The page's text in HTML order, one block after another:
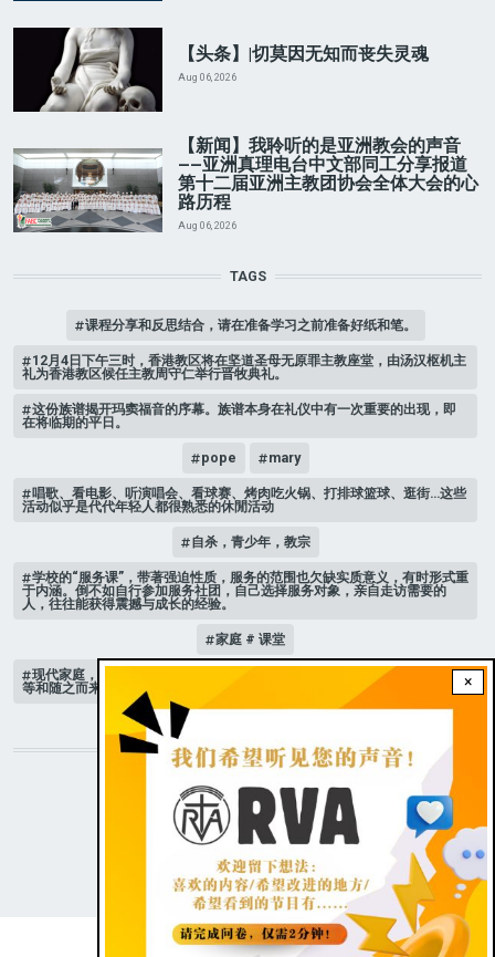
×
【头条】|切莫因无知而丧失灵魂
Aug 06, 2026
【新闻】我聆听的是亚洲教会的声音
——亚洲真理电台中文部同工分享报道
第十二届亚洲主教团协会全体大会的心
路历程
Aug 06, 2026
TAGS
课程分享和反思结合，请在准备学习之前准备好纸和笔。
12月4日下午三时，香港教区将在坚道圣母无原罪主教座堂，由汤汉枢机主
礼为香港教区候任主教周守仁举行晋牧典礼。
这份族谱揭开玛窦福音的序幕。族谱本身在礼仪中有一次重要的出现，即
在将临期的平日。
pope mary
唱歌、看电影、听演唱会、看球赛、烤肉吃火锅、打排球篮球、逛街…这些
活动似乎是代代年轻人都很熟悉的休閒活动
自杀，青少年，教宗
学校的“服务课”，带著强迫性质，服务的范围也欠缺实质意义，有时形式重
于内涵。倒不如自行参加服务社团，自己选择服务对象，亲自走访需要的
人，往往能获得震撼与成长的经验。
家庭 # 课堂
现代家庭，子女或许都是宝贝，不公平的待遇显得比较少，但隐性的不平
等和随之而来的身心压力却仍旧挥之不去。
STAY CONNECTED WITH US!
Dark theme